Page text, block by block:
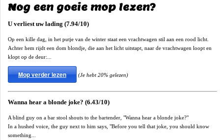
Nog een goeie mop lezen?
U verliest uw lading (7.94/10)
Op een kille dag, in het putje van de winter staat een vrachtwagen stil aan een rood licht.
Achter hem rijdt een dom blondje, die aan het licht uitstapt, naar de vrachtwagen loopt en
klopt op de deur:...
Mop verder lezen (Je hebt 20% gelezen)
Wanna hear a blonde joke? (6.43/10)
A blind guy on a bar stool shouts to the bartender, "Wanna hear a blonde joke?"
In a hushed voice, the guy next to him says, "Before you tell that joke, you should know
something...